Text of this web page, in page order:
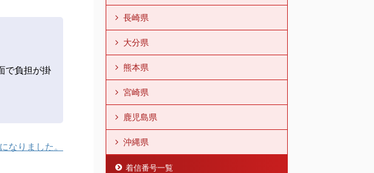
で負担が掛
なりました。
長崎県
大分県
熊本県
宮崎県
鹿児島県
沖縄県
着信番号一覧